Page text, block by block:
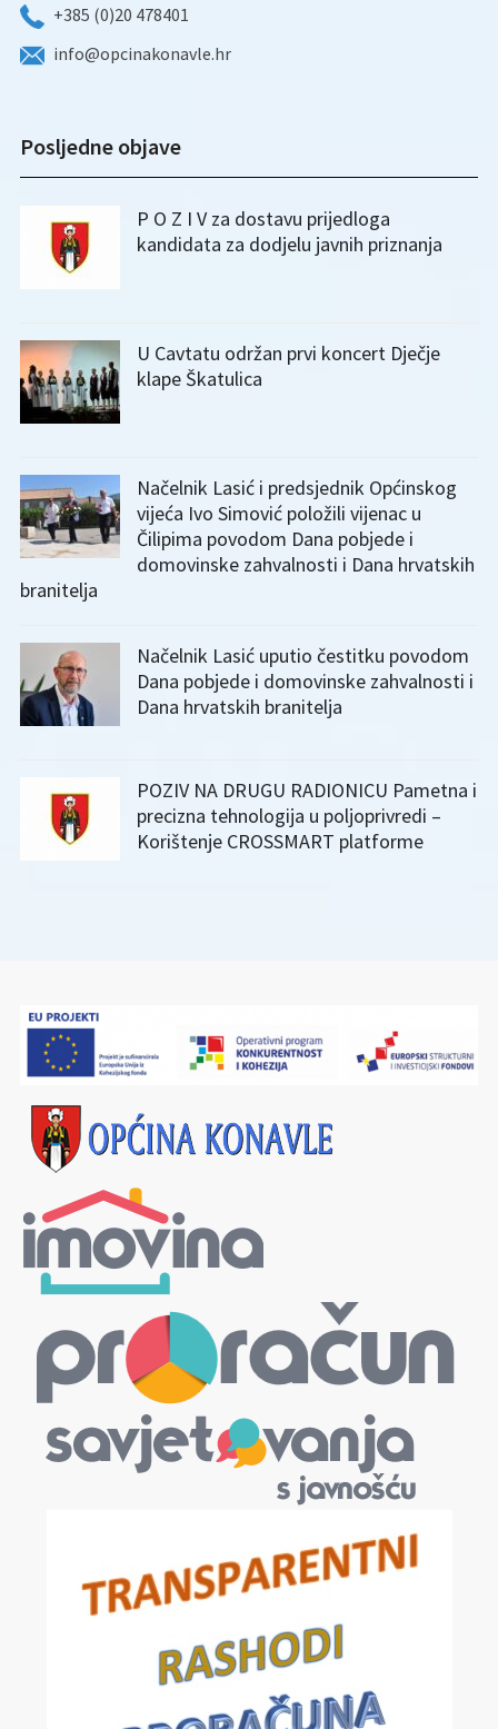
+385 (0)20 478401
info@opcinakonavle.hr
Posljedne objave
P O Z I V za dostavu prijedloga
kandidata za dodjelu javnih priznanja
U Cavtatu održan prvi koncert Dječje
klape Škatulica
Načelnik Lasić i predsjednik Općinskog
vijeća Ivo Simović položili vijenac u
Čilipima povodom Dana pobjede i
domovinske zahvalnosti i Dana hrvatskih
branitelja
Načelnik Lasić uputio čestitku povodom
Dana pobjede i domovinske zahvalnosti i
Dana hrvatskih branitelja
POZIV NA DRUGU RADIONICU Pametna i
precizna tehnologija u poljoprivredi –
Korištenje CROSSMART platforme